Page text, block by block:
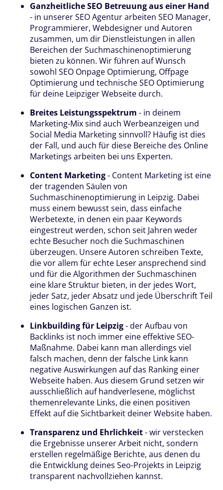
Ganzheitliche SEO Betreuung aus einer Hand
- in unserer SEO Agentur arbeiten SEO Manager,
Programmierer, Webdesigner und Autoren
zusammen, um dir Dienstleistungen in allen
Bereichen der Suchmaschinenoptimierung
bieten zu können. Wir führen auf Wunsch
sowohl SEO Onpage Optimierung, Offpage
Optimierung und technische SEO Optimierung
für deine Leipziger Webseite durch.
Breites Leistungsspektrum - in deinem
Marketing-Mix sind auch Werbeanzeigen und
Social Media Marketing sinnvoll? Häufig ist dies
der Fall, und auch für diese Bereiche des Online
Marketings arbeiten bei uns Experten.
Content Marketing- Content Marketing ist eine
der tragenden Säulen von
Suchmaschinenoptimierung in Leipzig. Dabei
muss einem bewusst sein, dass einfache
Werbetexte, in denen ein paar Keywords
eingestreut werden, schon seit Jahren weder
echte Besucher noch die Suchmaschinen
überzeugen. Unsere Autoren schreiben Texte,
die vor allem für echte Leser ansprechend sind
und für die Algorithmen der Suchmaschinen
eine klare Struktur bieten, in der jedes Wort,
jeder Satz, jeder Absatz und jede Überschrift Teil
eines logischen Ganzen ist.
Linkbuilding für Leipzig- der Aufbau von
Backlinks ist noch immer eine effektive SEO-
Maßnahme. Dabei kann man allerdings viel
falsch machen, denn der falsche Link kann
negative Auswirkungen auf das Ranking einer
Webseite haben. Aus diesem Grund setzen wir
ausschließlich auf handverlesene, möglichst
themenrelevante Links, die einen positiven
Effekt auf die Sichtbarkeit deiner Website haben.
Transparenz und Ehrlichkeit- wir verstecken
die Ergebnisse unserer Arbeit nicht, sondern
erstellen regelmäßige Berichte, aus denen du
die Entwicklung deines Seo-Projekts in Leipzig
transparent nachvollziehen kannst.